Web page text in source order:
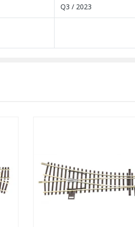
Q3 / 2023